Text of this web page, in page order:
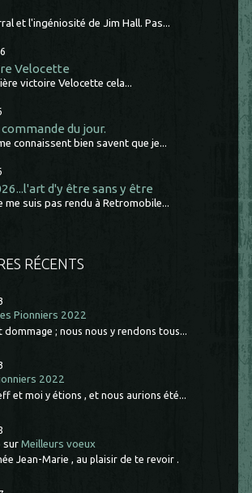
et l'ingéniosité de Jim Hall. Pas...
Velocette
victoire Velocette cela...
du jour.
connaissent bien savent que je...
d'y être sans y être
me suis pas rendu à Retromobile...
RÉCENTS
Pionniers 2022
dommage ; nous nous y rendons tous...
2022
et moi y étions , et nous aurions été...
surMeilleurs voeux
Jean-Marie , au plaisir de te revoir .